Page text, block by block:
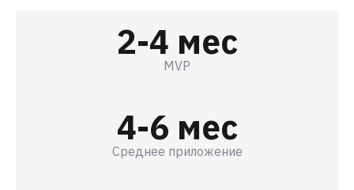
2-4 мес
MVP
4-6 мес
Среднее приложение